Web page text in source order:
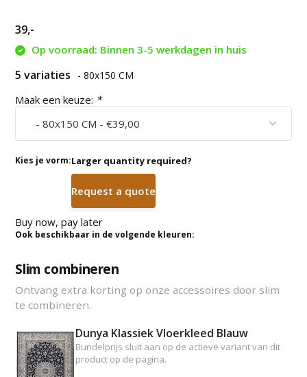
39,-
Op voorraad: Binnen 3-5 werkdagen in huis
5 variaties - 80x150 CM
Maak een keuze: *
Kies je vorm:Larger quantity required?
Request a quote
Buy now, pay later
Ook beschikbaar in de volgende kleuren:
Slim combineren
Ontvang extra korting op onze accessoires door slim
te combineren.
Dunya Klassiek Vloerkleed Blauw
Bundelprijs sluit aan op de actieve variant van dit
product op de pagina.